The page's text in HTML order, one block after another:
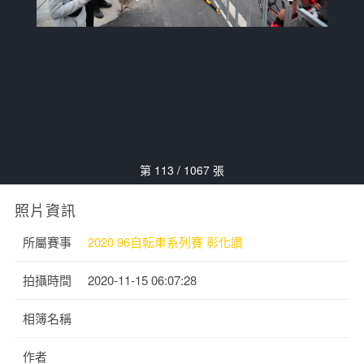
第 113 / 1067 張
照片資訊
所屬賽事 2020 96自転車系列賽 彰化讚
拍攝時間 2020-11-15 06:07:28
相簿名稱
作者